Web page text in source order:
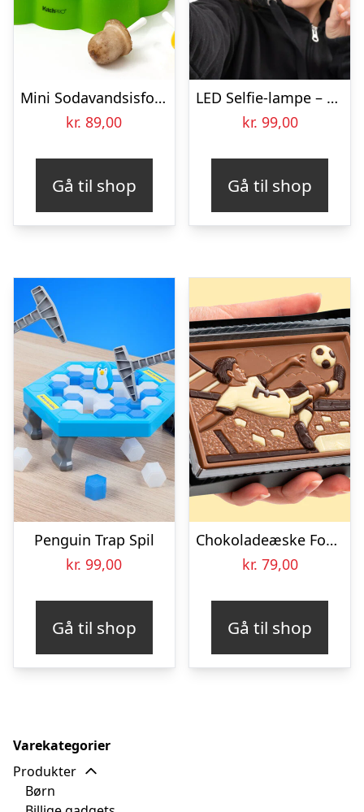
Mini Sodavandsisform – KitchPro
kr. 89,00
Gå til shop
LED Selfie-lampe – Vooni
kr. 99,00
Gå til shop
Penguin Trap Spil
kr. 99,00
Gå til shop
Chokoladeæske Fodboldspiller
kr. 79,00
Gå til shop
Varekategorier
Produkter
Børn